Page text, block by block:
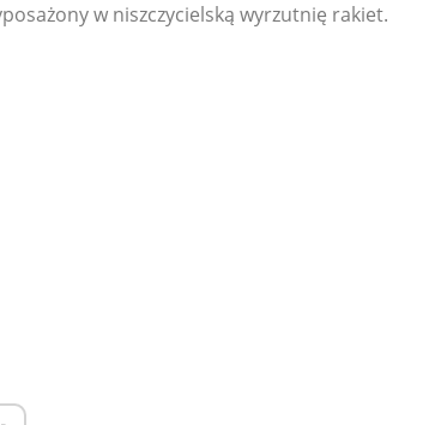
w niszczycielską wyrzutnię rakiet.